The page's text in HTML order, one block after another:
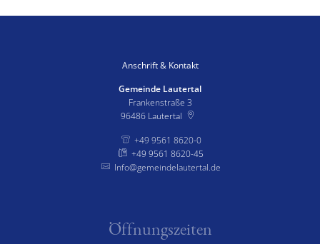
Anschrift & Kontakt
Gemeinde Lautertal
Frankenstraße 3
96486 Lautertal
+49 9561 8620-0
+49 9561 8620-45
Info@gemeindelautertal.de
Öffnungszeiten